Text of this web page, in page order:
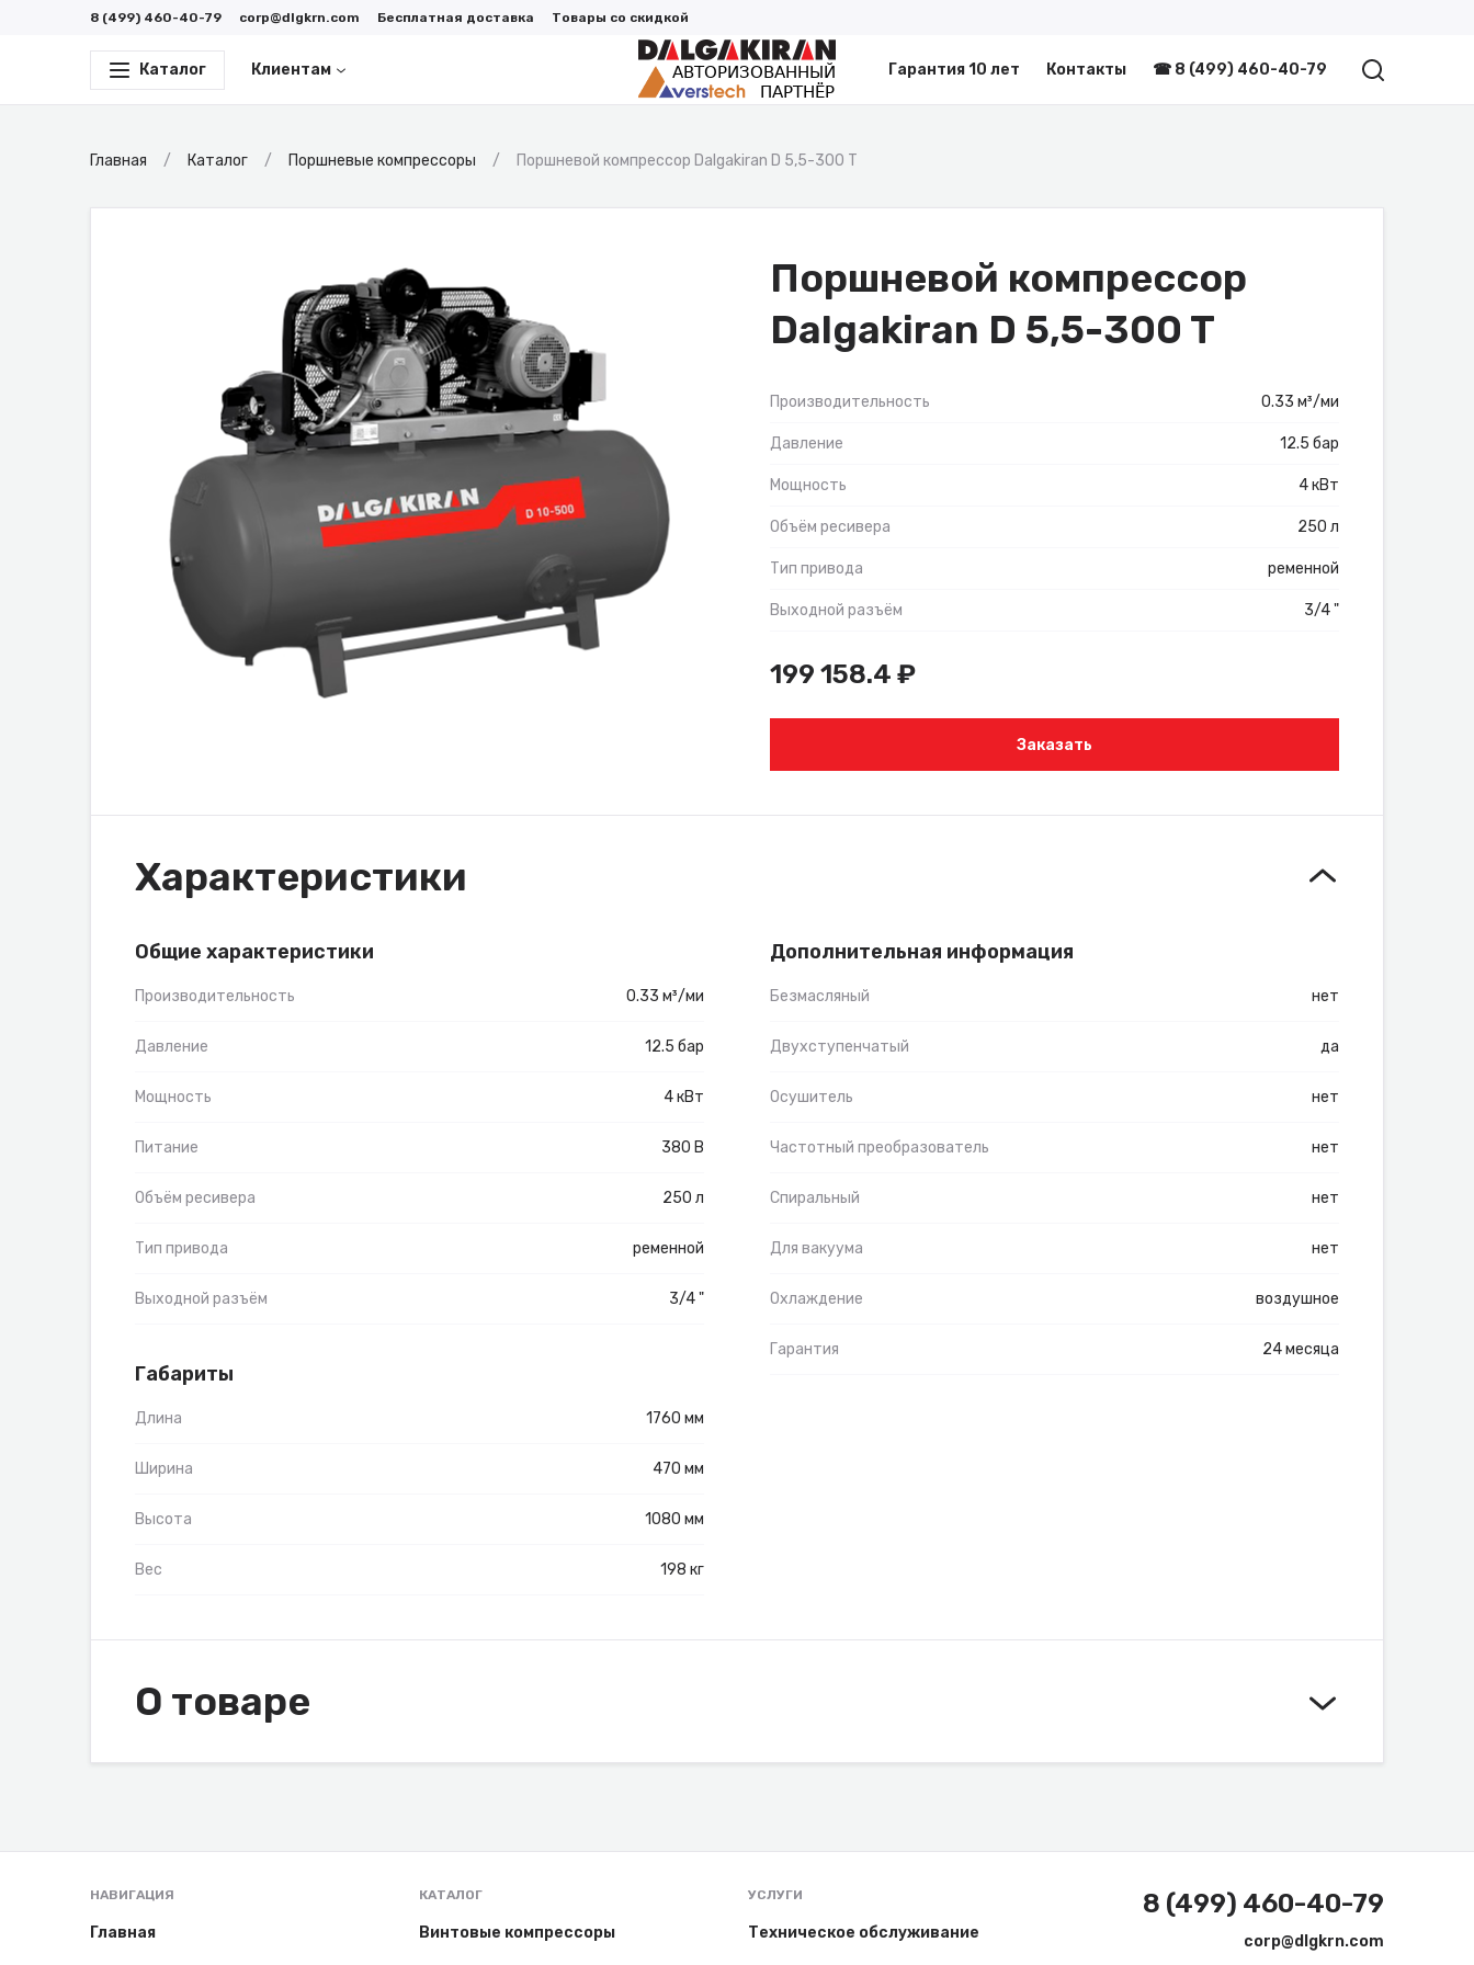
8 (499) 460-40-79 corp@dlgkrn.com Бесплатная доставка Товары со скидкой
Каталог Клиентам Гарантия 10 лет Контакты ☎ 8 (499) 460-40-79
Главная Каталог Поршневые компрессоры Поршневой компрессор Dalgakiran D 5,5-300 T
Поршневой компрессор
Dalgakiran D 5,5-300 T
Производительность 0.33 м³/ми
Давление 12.5 бар
Мощность 4 кВт
Объём ресивера 250 л
Тип привода ременной
Выходной разъём 3/4 "
199 158.4 ₽
Заказать
Характеристики
Общие характеристики
Производительность 0.33 м³/ми
Давление 12.5 бар
Мощность 4 кВт
Питание 380 В
Объём ресивера 250 л
Тип привода ременной
Выходной разъём 3/4 "
Дополнительная информация
Безмасляный нет
Двухступенчатый да
Осушитель нет
Частотный преобразователь нет
Спиральный нет
Для вакуума нет
Охлаждение воздушное
Гарантия 24 месяца
Габариты
Длина 1760 мм
Ширина 470 мм
Высота 1080 мм
Вес 198 кг
О товаре
НАВИГАЦИЯ
Главная
КАТАЛОГ
Винтовые компрессоры
УСЛУГИ
Техническое обслуживание
8 (499) 460-40-79
corp@dlgkrn.com